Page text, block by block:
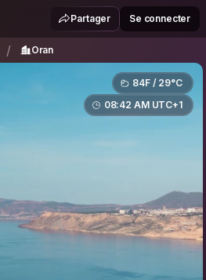
Oran
Partager Se connecter
/ Oran
84F / 29°C
08:42 AM UTC+1